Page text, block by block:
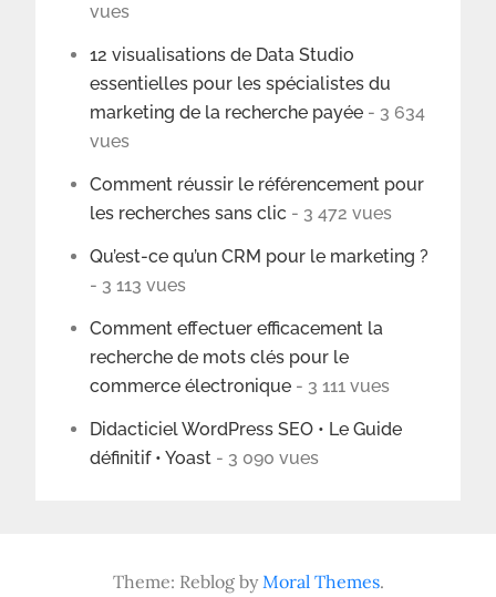
vues
12 visualisations de Data Studio
essentielles pour les spécialistes du
marketing de la recherche payée - 3 634
vues
Comment réussir le référencement pour
les recherches sans clic - 3 472 vues
Qu’est-ce qu’un CRM pour le marketing ?
- 3 113 vues
Comment effectuer efficacement la
recherche de mots clés pour le
commerce électronique - 3 111 vues
Didacticiel WordPress SEO • Le Guide
définitif • Yoast - 3 090 vues
Theme: Reblog byMoral Themes.